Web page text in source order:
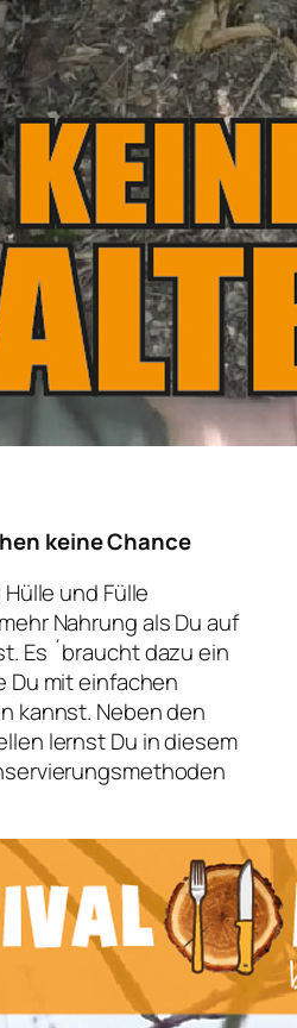
keine Chance
und Fülle
Nahrung als Du auf
Es ´braucht dazu ein
Du mit einfachen
kannst. Neben den
lernst Du in diesem